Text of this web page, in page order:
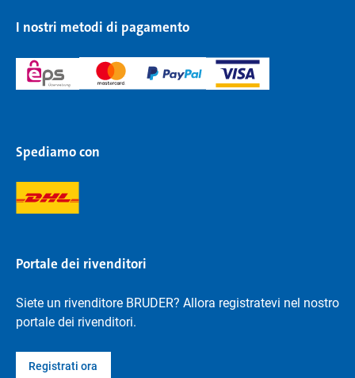
I nostri metodi di pagamento
Spediamo con
Portale dei rivenditori
Siete un rivenditore BRUDER? Allora registratevi nel nostro
portale dei rivenditori.
Registrati ora